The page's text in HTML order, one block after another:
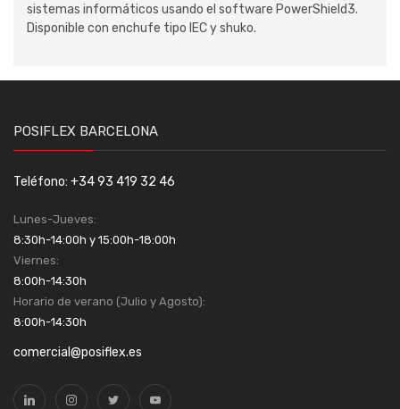
sistemas informáticos usando el software PowerShield3.
Disponible con enchufe tipo IEC y shuko.
POSIFLEX BARCELONA
Teléfono: +34 93 419 32 46
Lunes-Jueves:
8:30h-14:00h y 15:00h-18:00h
Viernes:
8:00h-14:30h
Horario de verano (Julio y Agosto):
8:00h-14:30h
comercial@posiflex.es